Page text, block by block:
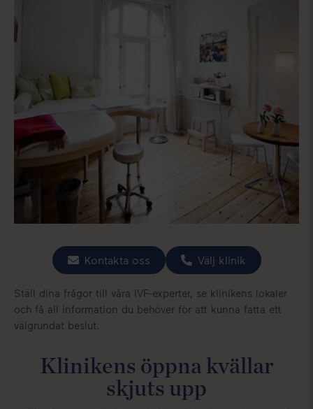
Ställ dina frågor till våra IVF-experter, se klinikens lokaler
och få all information du behöver för att kunna fatta ett
välgrundat beslut.
Kontakta oss Välj klinik
Klinikens öppna kvällar
skjuts upp